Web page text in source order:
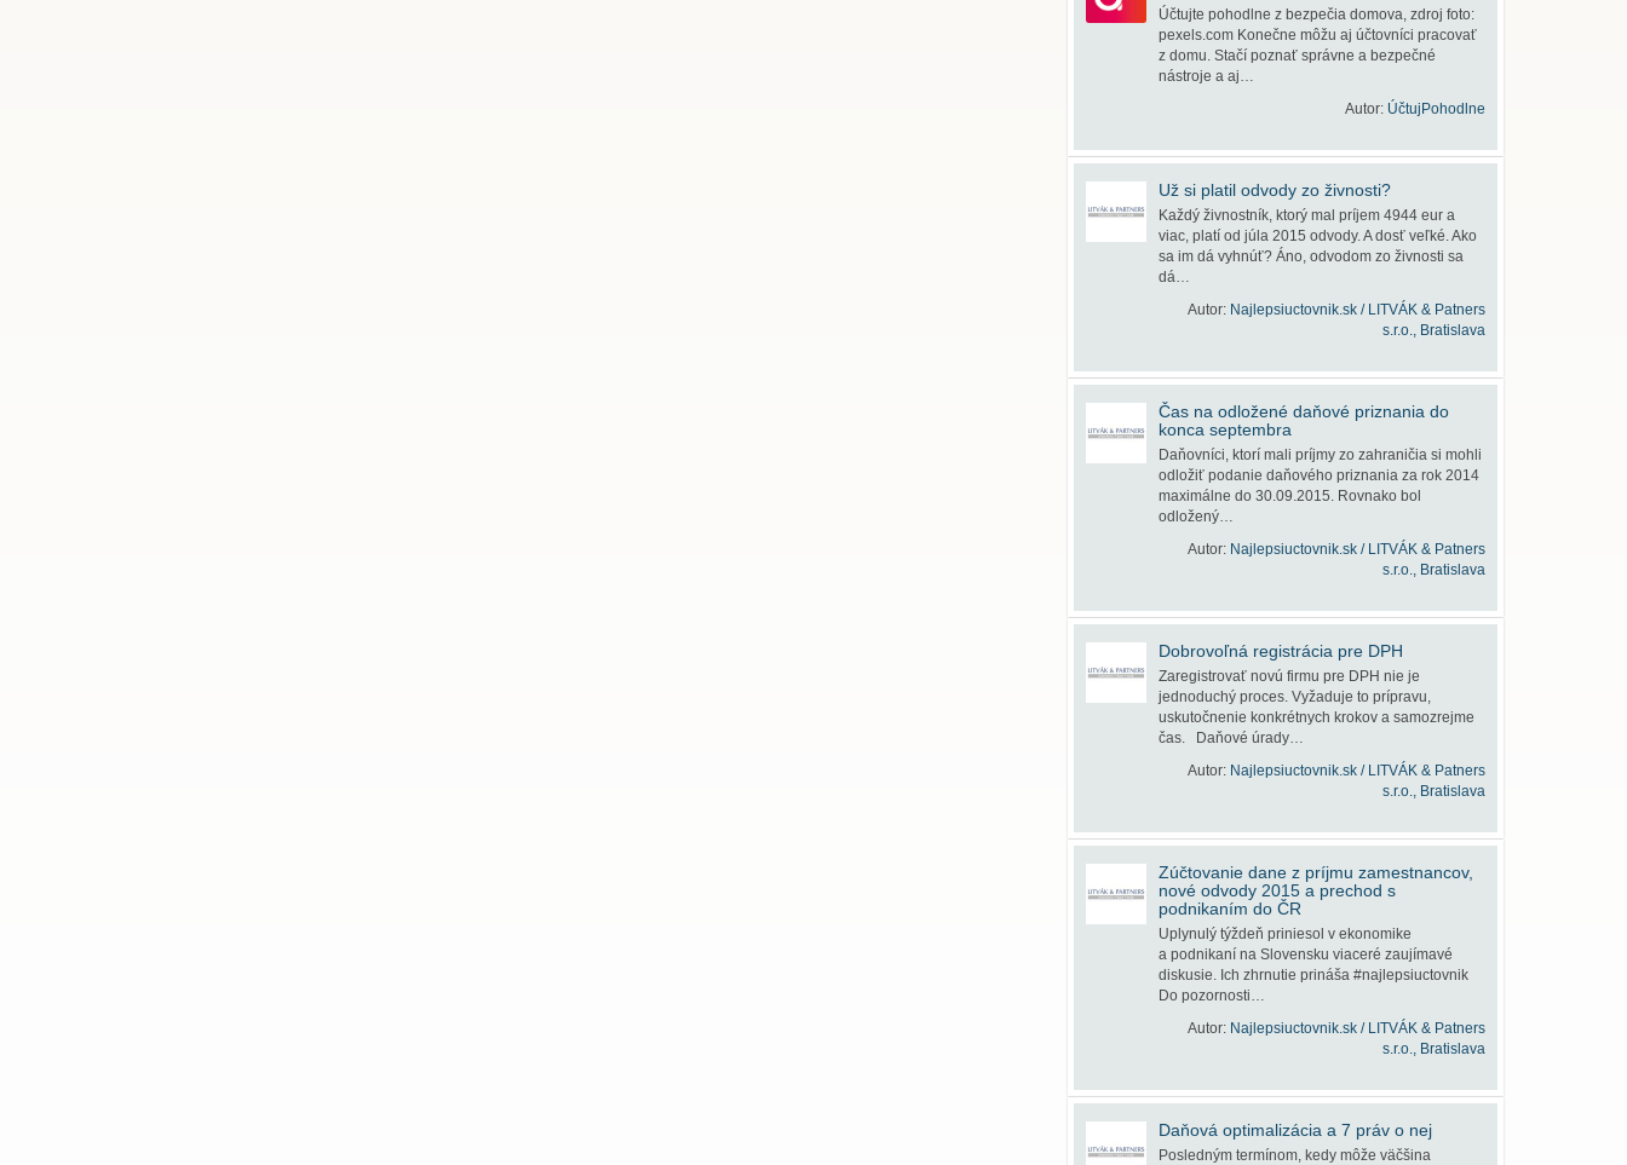
Účtujte pohodlne z bezpečia domova, zdroj foto:
pexels.com Konečne môžu aj účtovníci pracovať
z domu. Stačí poznať správne a bezpečné
nástroje a aj…
Autor: ÚčtujPohodlne
Už si platil odvody zo živnosti?
Každý živnostník, ktorý mal príjem 4944 eur a
viac, platí od júla 2015 odvody. A dosť veľké. Ako
sa im dá vyhnúť? Áno, odvodom zo živnosti sa
dá…
Autor: Najlepsiuctovnik.sk / LITVÁK & Patners
s.r.o., Bratislava
Čas na odložené daňové priznania do
konca septembra
Daňovníci, ktorí mali príjmy zo zahraničia si mohli
odložiť podanie daňového priznania za rok 2014
maximálne do 30.09.2015. Rovnako bol
odložený…
Autor: Najlepsiuctovnik.sk / LITVÁK & Patners
s.r.o., Bratislava
Dobrovoľná registrácia pre DPH
Zaregistrovať novú firmu pre DPH nie je
jednoduchý proces. Vyžaduje to prípravu,
uskutočnenie konkrétnych krokov a samozrejme
čas. Daňové úrady…
Autor: Najlepsiuctovnik.sk / LITVÁK & Patners
s.r.o., Bratislava
Zúčtovanie dane z príjmu zamestnancov,
nové odvody 2015 a prechod s
podnikaním do ČR
Uplynulý týždeň priniesol v ekonomike
a podnikaní na Slovensku viaceré zaujímavé
diskusie. Ich zhrnutie prináša #najlepsiuctovnik
Do pozornosti…
Autor: Najlepsiuctovnik.sk / LITVÁK & Patners
s.r.o., Bratislava
Daňová optimalizácia a 7 práv o nej
Posledným termínom, kedy môže väčšina